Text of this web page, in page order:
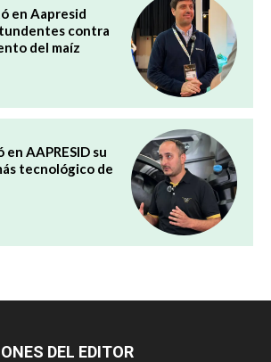
en Aapresid
contra
del maíz
AAPRESID su
tecnológico de
DEL EDITOR